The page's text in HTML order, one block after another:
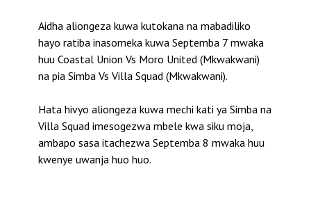
Aidha aliongeza kuwa kutokana na mabadiliko
hayo ratiba inasomeka kuwa Septemba 7 mwaka
huu Coastal Union Vs Moro United (Mkwakwani)
na pia Simba Vs Villa Squad (Mkwakwani).
Hata hivyo aliongeza kuwa mechi kati ya Simba na
Villa Squad imesogezwa mbele kwa siku moja,
ambapo sasa itachezwa Septemba 8 mwaka huu
kwenye uwanja huo huo.